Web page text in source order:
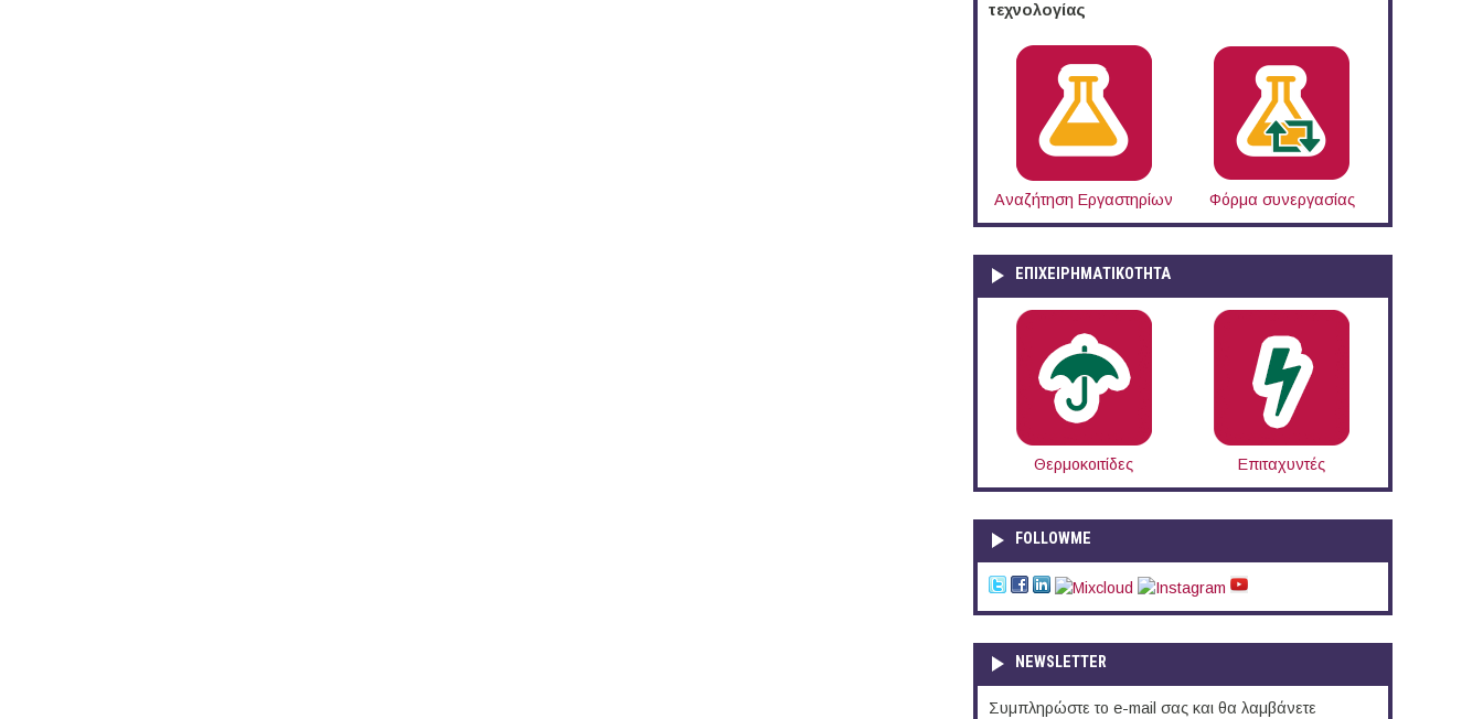
τεχνολογίας
Αναζήτηση Εργαστηρίων Φόρμα συνεργασίας
ΕΠΙΧΕΙΡΗΜΑΤΙΚΟΤΗΤΑ
Θερμοκοιτίδες Επιταχυντές
FOLLOWME
NEWSLETTER
Συμπληρώστε το e-mail σας και θα λαμβάνετε